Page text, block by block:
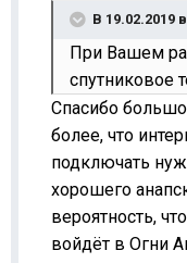
В 19.02.2019
При Вашем
спутниковое
Спасибо
более, что
подключать
хорошего
вероятность,
войдёт в Огни